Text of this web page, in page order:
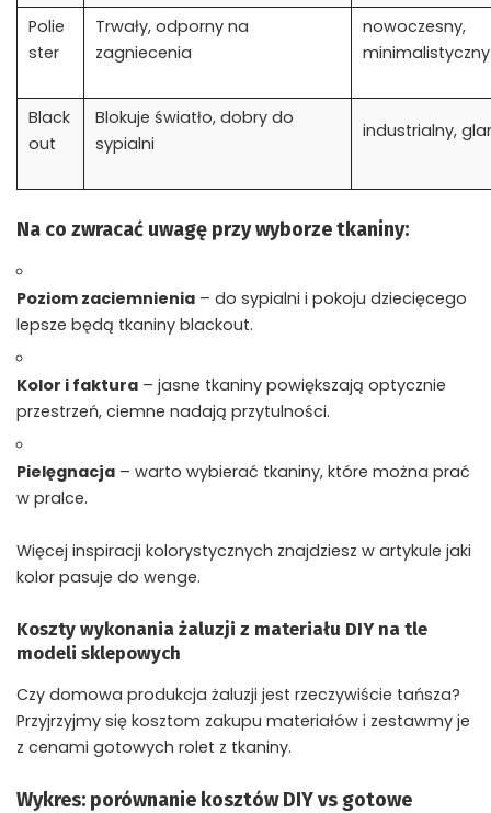
Polie
ster
Trwały, odporny na
zagniecenia
nowoczesny,
minimalistyczny
Black
out
Blokuje światło, dobry do
sypialni
industrialny,
Na co zwracać uwagę przy wyborze tkaniny:
Poziom zaciemnienia – do sypialni i pokoju dziecięcego
lepsze będą tkaniny blackout.
Kolor i faktura – jasne tkaniny powiększają optycznie
przestrzeń, ciemne nadają przytulności.
Pielęgnacja – warto wybierać tkaniny, które można prać
w pralce.
Więcej inspiracji kolorystycznych znajdziesz w artykule jaki
kolor pasuje do wenge.
Koszty wykonania żaluzji z materiału DIY na tle
modeli sklepowych
Czy domowa produkcja żaluzji jest rzeczywiście tańsza?
Przyjrzyjmy się kosztom zakupu materiałów i zestawmy je
z cenami gotowych rolet z tkaniny.
Wykres: porównanie kosztów DIY vs gotowe